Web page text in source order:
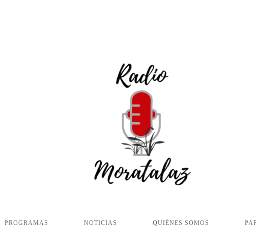
PROGRAMAS NOTICIAS QUIÉNES SOMOS